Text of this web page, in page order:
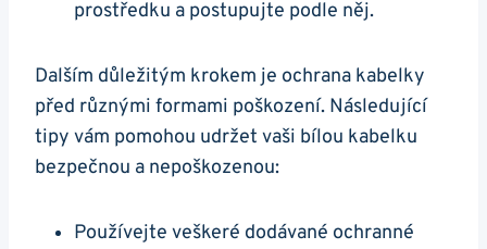
prostředku a postupujte podle něj.
Dalším důležitým krokem je ochrana kabelky⁤
před různými formami‌ poškození. Následující
tipy vám pomohou ⁣udržet vaši bílou kabelku
bezpečnou a nepoškozenou:
Používejte veškeré dodávané ochranné